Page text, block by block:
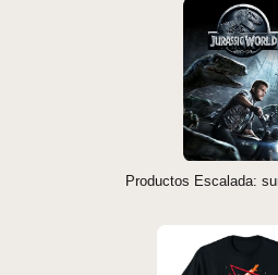
Productos Escalada: